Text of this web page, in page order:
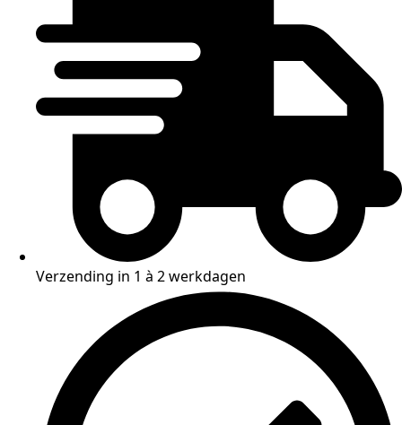
Verzending in 1 à 2 werkdagen